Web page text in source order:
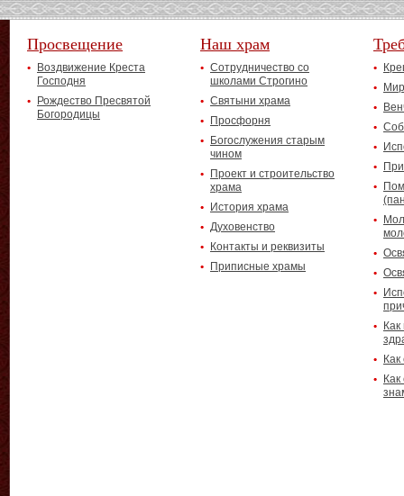
Просвещение
Воздвижение Креста
Господня
Рождество Пресвятой
Богородицы
Наш храм
Сотрудничество со
школами Строгино
Святыни храма
Просфорня
Богослужения старым
чином
Проект и строительство
храма
История храма
Духовенство
Контакты и реквизиты
Приписные храмы
Как
Как